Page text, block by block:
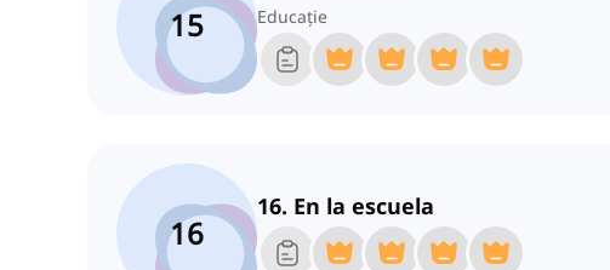
15
Educație
16
16. En la escuela